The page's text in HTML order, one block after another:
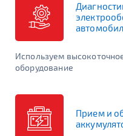
Используем
оборудование
Прием и